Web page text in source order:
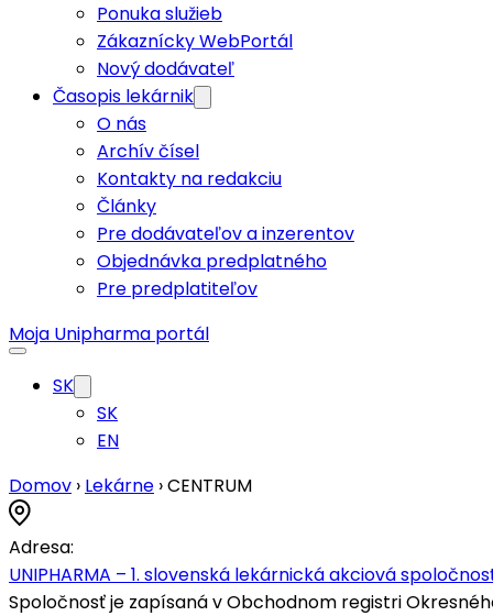
Ponuka služieb
Zákaznícky WebPortál
Nový dodávateľ
Časopis lekárnik
O nás
Archív čísel
Kontakty na redakciu
Články
Pre dodávateľov a inzerentov
Objednávka predplatného
Pre predplatiteľov
Moja Unipharma portál
SK
SK
EN
Domov › Lekárne ›CENTRUM
Adresa:
UNIPHARMA – 1. slovenská lekárnická akciová
Spoločnosť je zapísaná v Obchodnom registri